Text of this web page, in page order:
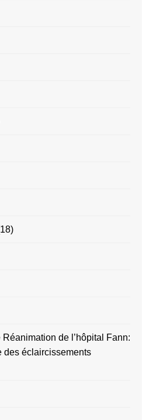
Réanimation de l’hôpital Fann:
des éclaircissements